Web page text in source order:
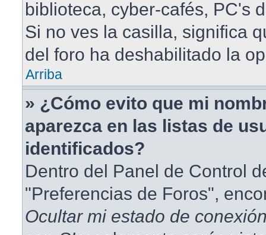
biblioteca, cyber-cafés, PC's
Si no ves la casilla, significa
del foro ha deshabilitado la
Arriba
» ¿Cómo evito que mi
aparezca en las listas de
identificados?
Dentro del Panel de Control
"Preferencias de Foros",
Ocultar mi estado de